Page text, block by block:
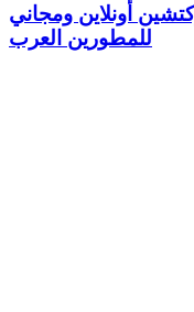
أونلاين ومجاني
للمطورين العرب